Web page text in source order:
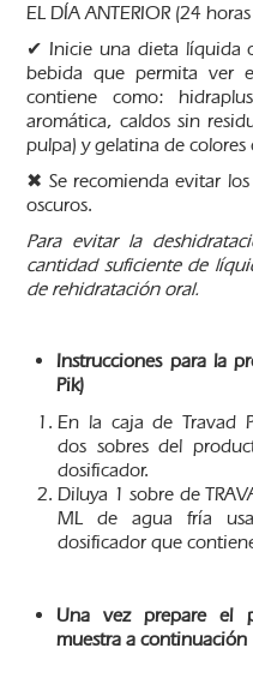
EL DÍA ANTERIOR (24
✔ Inicie una dieta líquida
bebida que permita ver
contiene como:
aromática, caldos sin
pulpa) y gelatina de colores
✖ Se recomienda evitar
oscuros.
Para evitar la
cantidad suficiente de
de rehidratación oral.
Instrucciones para la
Pik)
En la caja de Travad
dos sobres del
dosificador.
Diluya 1 sobre de
ML de agua fría
dosificador que
Una vez prepare el
muestra a continuación